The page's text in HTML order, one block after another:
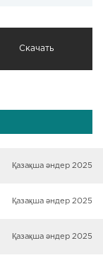
Скачать
Қазақша әндер 2025
Қазақша әндер 2025
Қазақша әндер 2025